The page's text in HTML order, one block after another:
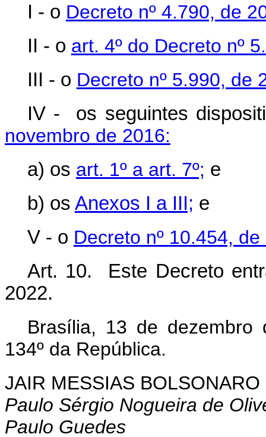
I - o Decreto nº 4.790, de
II - o art. 4º do Decreto nº
III - o Decreto nº 5.990, de
IV - os seguintes
novembro de 2016:
a) os art. 1º a art. 7º; e
b) os Anexos I a III; e
V - o Decreto nº 10.454,
Art. 10. Este Decreto
2022.
Brasília, 13 de dezembro
134º da República.
JAIR MESSIAS BOLSONARO
Paulo Sérgio Nogueira de
Paulo Guedes